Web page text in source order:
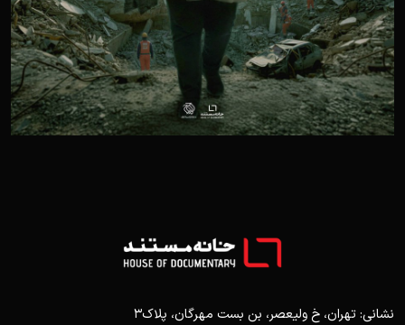
نشانی: تهران، خ ولیعصر، بن بست مهرگان، پلاک3